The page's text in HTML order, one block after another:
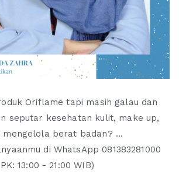
Oriflame tapi masih galau dan
seputar kesehatan kulit, make up,
mengelola berat badan? ...
di WhatsApp 081383281000
13:00 - 21:00 WIB)